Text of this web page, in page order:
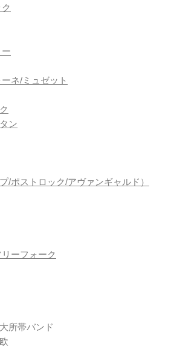
ネ/ミュゼット
ン
/ポストロック/アヴァンギャルド）
ーフォーク
所帯バンド